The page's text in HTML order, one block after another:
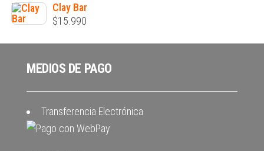
Clay Bar
$15.990
MEDIOS DE PAGO
Transferencia Electrónica